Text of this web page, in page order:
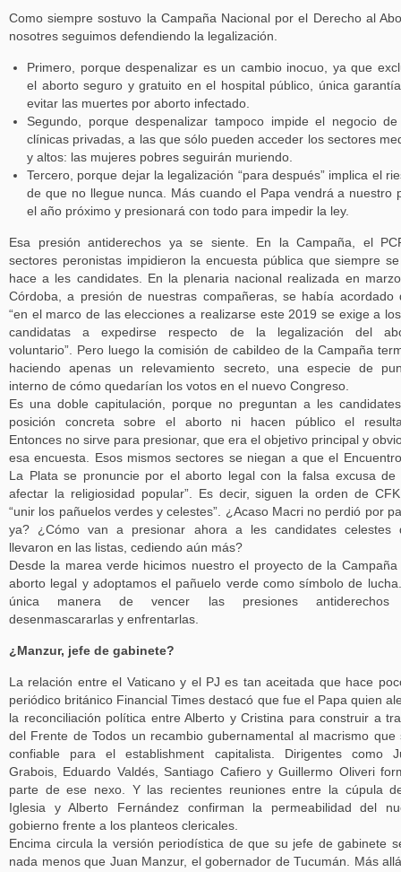
Como siempre sostuvo la Campaña Nacional por el Derecho al
nosotres seguimos defendiendo la legalización.
Primero, porque despenalizar es un cambio inocuo, ya que
el aborto seguro y gratuito en el hospital público, única
evitar las muertes por aborto infectado.
Segundo, porque despenalizar tampoco impide el negocio
clínicas privadas, a las que sólo pueden acceder los sectores
y altos: las mujeres pobres seguirán muriendo.
Tercero, porque dejar la legalización “para después” implica el
de que no llegue nunca. Más cuando el Papa vendrá a nuestro
el año próximo y presionará con todo para impedir la ley.
Esa presión antiderechos ya se siente. En la Campaña, el
sectores peronistas impidieron la encuesta pública que siempre
hace a les candidates. En la plenaria nacional realizada en
Córdoba, a presión de nuestras compañeras, se había acordado
“en el marco de las elecciones a realizarse este 2019 se exige a
candidatas a expedirse respecto de la legalización del
voluntario”. Pero luego la comisión de cabildeo de la Campaña
haciendo apenas un relevamiento secreto, una especie de
interno de cómo quedarían los votos en el nuevo Congreso.
Es una doble capitulación, porque no preguntan a les
posición concreta sobre el aborto ni hacen público el
Entonces no sirve para presionar, que era el objetivo principal y
esa encuesta. Esos mismos sectores se niegan a que el
La Plata se pronuncie por el aborto legal con la falsa excusa de
afectar la religiosidad popular”. Es decir, siguen la orden de
“unir los pañuelos verdes y celestes”. ¿Acaso Macri no perdió por
ya? ¿Cómo van a presionar ahora a les candidates celestes
llevaron en las listas, cediendo aún más?
Desde la marea verde hicimos nuestro el proyecto de la Campaña
aborto legal y adoptamos el pañuelo verde como símbolo de
única manera de vencer las presiones antiderechos
desenmascararlas y enfrentarlas.
¿Manzur, jefe de gabinete?
La relación entre el Vaticano y el PJ es tan aceitada que hace
periódico británico Financial Times destacó que fue el Papa quien
la reconciliación política entre Alberto y Cristina para construir a
del Frente de Todos un recambio gubernamental al macrismo que
confiable para el establishment capitalista. Dirigentes como
Grabois, Eduardo Valdés, Santiago Cafiero y Guillermo Oliveri
parte de ese nexo. Y las recientes reuniones entre la cúpula
Iglesia y Alberto Fernández confirman la permeabilidad del
gobierno frente a los planteos clericales.
Encima circula la versión periodística de que su jefe de gabinete
nada menos que Juan Manzur, el gobernador de Tucumán. Más